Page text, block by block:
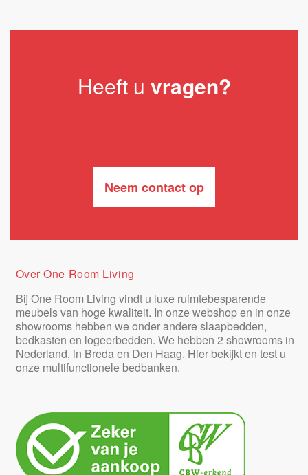
Heeft u vragen?
Neem contact op
Over One Room Living
Bij One Room Living vindt u luxe ruimtebesparende
meubels van hoge kwaliteit. In onze webshop en in onze
showrooms hebben we onder andere slaapbedden,
bedkasten en logeerbedden. We hebben 2 showrooms in
Nederland, in Breda en Den Haag. Hier bekijkt en test u
onze multifunctionele bedbanken.